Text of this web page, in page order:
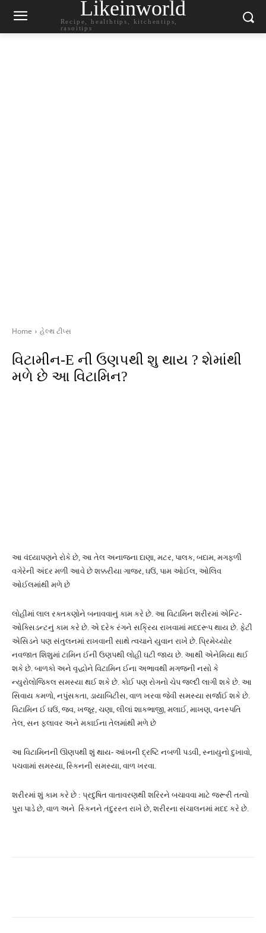
Likeinworld
Recipe, healthtips, kitchentips,
rasoitips
Home હેલ્થ ટીપ્સ
વિટામીન-E ની ઉણપથી શુ થાય ? શેમાંથી
મળે છે આ વિટામિન?
આ વંધ્યાપણને રોકે છે, આ તેલ અનાજના દાણા, મટર, પાલક, બદામ, મગફળી
વગેરેની અંદર મળી આવે છે શક્કરીયા ગાજર, ઘઉં, પામ ઓઈલ, ઓલિવ
ઓઈલમાંથી મળે છે
લોહીમાં લાલ રક્તકણોને બનાવવાનું કામ કરે છે. આ વિટામિન શરીરમાં એન્ટિ-
ઓક્સિડન્ટનું કામ કરે છે. એ દરેક રંગને સક્રિય રાખવામાં મદદરૂપ થાય છે. ફેટી
એસિડને પણ સંતુલનમાં રાખવાની સાથે ત્વચાને યુવાન રાખે છે. પ્રિમેચ્યોર
નવજાત શિશુમાં ટામિન ઈની ઉણપથી લોહી ઘટી જાય છે. આથી એનેમિયા થઈ
શકે છે. બાળકો અને વૃદ્ધોને વિટામિન ઈના અભાવથી મગજની નસો કે
ન્યુરોલોજિકલ સમસ્યા થઈ શકે છે. કોઈ પણ રોગનો ચેપ જલ્દી લાગી શકે છે. આ
સિવાય કમળો, નપુંસકતા, ડાયાબિટીસ, વાળ ખરવા જેવી સમસ્યા સર્જાઈ શકે છે.
વિટામિન ઈ ઘઉં, જવ, ખજૂર, ચણા, લીલાં શાકભાજી, મલાઈ, માખણ, વનસ્પતિ
તેલ, સન ફ્લાવર અને મકાઈના તેલમાંથી મળે છે
આ વિટામિનની ઊણપથી શું થાય- આંખની દ્રષ્ટિ નબળી પડવી, સ્નાયુનો દુખાવો,
પચવામાં સમસ્યા, સ્કિનની સમસ્યા, વાળ ખરવા.
શરીરમાં શું કામ કરે છે : પ્રદુષિત વાતાવરણથી શરિરને બચાવવા માટે જરૂરી તત્વો
પુરા પાડે છે, વાળ અને સ્કિનને તંદુરસ્ત રાખે છે, શરીરના સંચાલનમાં મદદ કરે છે.